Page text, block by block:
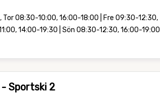
Tor 08:30-10:00, 16:00-18:00 | Fre 09:30-12:30,
14:00-19:30 | Sön 08:30-12:30, 16:00-19:00
Sportski 2